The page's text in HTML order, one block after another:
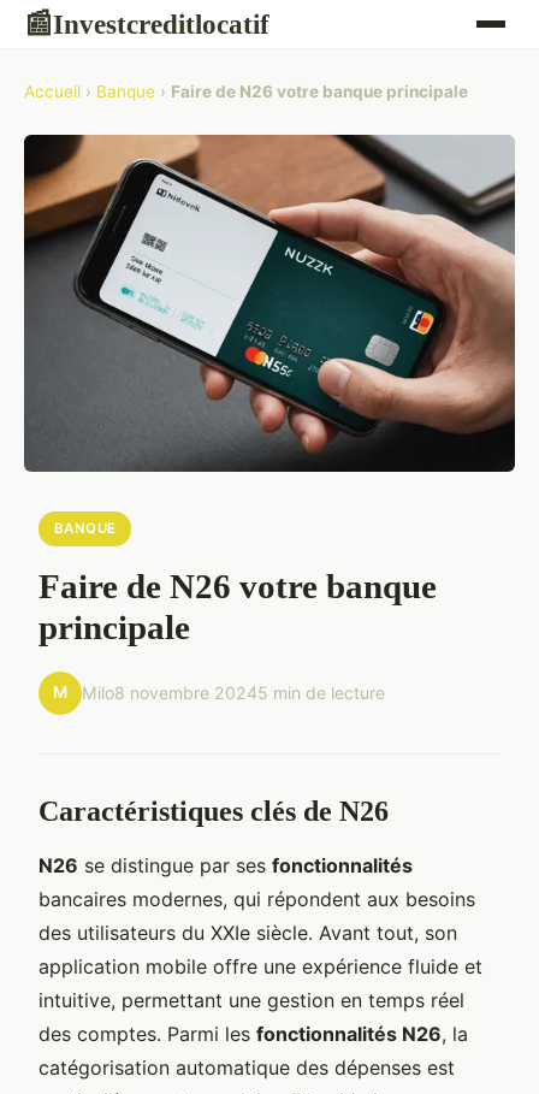
📰Investcreditlocatif
Accueil › Banque › Faire de N26 votre banque principale
BANQUE
Faire de N26 votre banque
principale
M Milo8 novembre 20245 min de lecture
Caractéristiques clés de N26
N26 se distingue par ses fonctionnalités
bancaires modernes, qui répondent aux besoins
des utilisateurs du XXIe siècle. Avant tout, son
application mobile offre une expérience fluide et
intuitive, permettant une gestion en temps réel
des comptes. Parmi les fonctionnalités N26, la
catégorisation automatique des dépenses est